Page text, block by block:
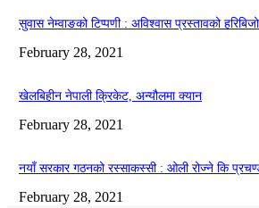
सुवास नेम्वाङको टिप्पणी : अविश्वास प्रस्तावको
February 28, 2021
खेलबिहीन नेपाली क्रिकेट, अन्यौलमा क्यान
February 28, 2021
नयाँ सरकार गठनको रस्साकस्सी : ओली रोज्ने कि
February 28, 2021